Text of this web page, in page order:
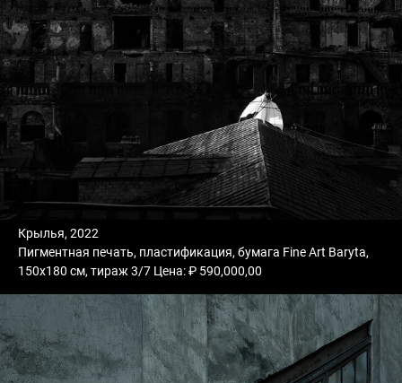
Крылья, 2022
Пигментная печать, пластификация, бумага Fine Art Baryta,
150х180 см, тираж 3/7 Цена: ₽ 590,000,00